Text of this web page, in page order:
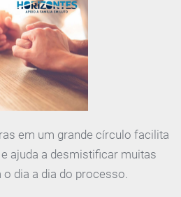
em um grande círculo facilita
ajuda a desmistificar muitas
dia a dia do processo.